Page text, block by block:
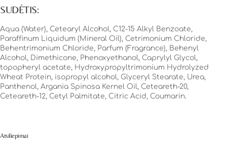
SUDĖTIS:
Aqua (Water), Cetearyl Alcohol, C12-15 Alkyl Benzoate,
Paraffinum Liquidum (Mineral Oil), Cetrimonium Chloride,
Behentrimonium Chloride, Parfum (Fragrance), Behenyl
Alcohol, Dimethicone, Phenoxyethanol, Caprylyl Glycol,
topopheryl acetate, Hydroxypropyltrimonium Hydrolyzed
Wheat Protein, isopropyl alcohol, Glyceryl Stearate, Urea,
Panthenol, Argania Spinosa Kernel Oil, Ceteareth-20,
Ceteareth-12, Cetyl Palmitate, Citric Acid, Coumarin.
Atsiliepimai